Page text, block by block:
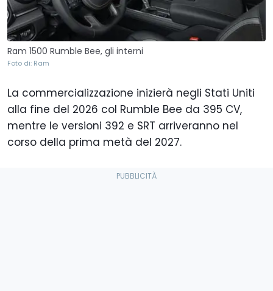
Ram 1500 Rumble Bee, gli interni
Foto di: Ram
La commercializzazione inizierà negli Stati Uniti
alla fine del 2026 col Rumble Bee da 395 CV,
mentre le versioni 392 e SRT arriveranno nel
corso della prima metà del 2027.